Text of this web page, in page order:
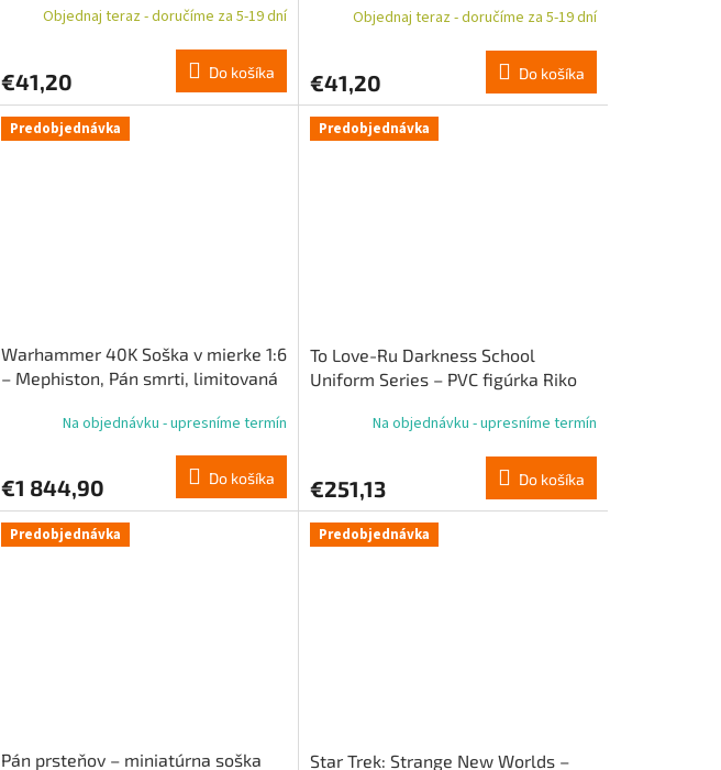
Objednaj teraz - doručíme za 5-19 dní
€41,20 Do košíka
Objednaj teraz - doručíme za 5-19 dní
€41,20 Do košíka
Predobjednávka
Warhammer 40K Soška v mierke 1:6
– Mephiston, Pán smrti, limitovaná
Na objednávku - upresníme termín
€1 844,90 Do košíka
Predobjednávka
To Love-Ru Darkness School
Uniform Series – PVC figúrka Riko
Na objednávku - upresníme termín
€251,13 Do košíka
Predobjednávka
Pán prsteňov – miniatúrna soška
Predobjednávka
Star Trek: Strange New Worlds –